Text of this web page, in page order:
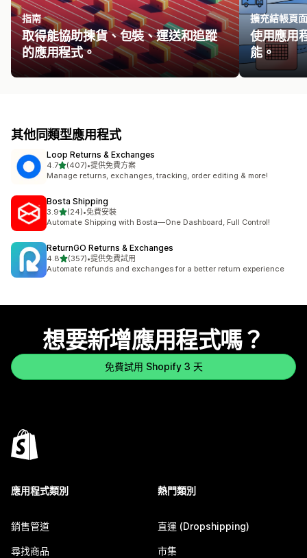
指南
取得能協助揀貨、包裝、運送和追蹤
的應用程式。
擴充結帳頁
使用應用
能。
其他同類型應用程式
Loop Returns & Exchanges
4.7滿分 5 顆星
(407)
共有 407 則評價
•提供免費方案
Manage returns, exchanges, tracking, order editing & more!
Bosta Shipping
3.9滿分 5 顆星
(24)
共有 24 則評價
•免費安裝
Automate Shipping with Bosta—One Dashboard, Full Control!
ReturnGO Returns & Exchanges
4.8滿分 5 顆星
(357)
共有 357 則評價
•提供免費試用
Automate refunds and exchanges for a better return experience
想要新增應用程式嗎？
免費試用 Shopify 3 天
應用程式類別
銷售管道
尋找商品
熱門類別
直運 (Dropshipping)
市集